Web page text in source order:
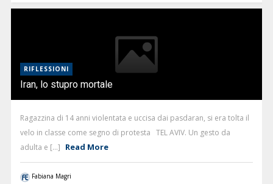
RIFLESSIONI
Iran, lo stupro mortale
Ragazzina di 14 anni violentata e uccisa dai pasdaran, si era tolta il
velo in classe come segno di protesta TEL AVIV. Un gesto da
adulta e [...] Read More
Fabiana Magri